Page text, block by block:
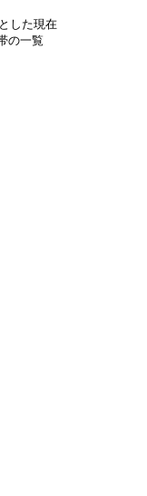
した現在
の一覧